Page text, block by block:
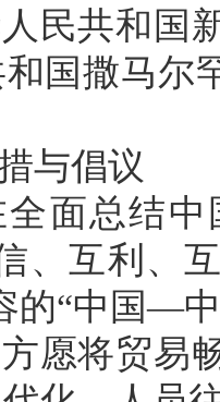
民共和国
国撒马尔
与倡议
全面总结
、互利、
的“中国—
愿将贸易